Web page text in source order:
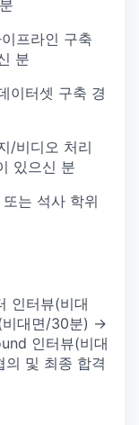
프라인 구축
분
이터셋 구축 경
/비디오 처리
있으신 분
는 석사 학위
인터뷰(비대
대면/30분) →
인터뷰(비대
및 최종 합격